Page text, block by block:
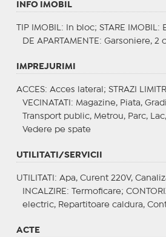
INFO IMOBIL
TIP IMOBIL : In bloc; STARE IMOBIL :
DE APARTAMENTE : Garsoniere, 2
IMPREJURIMI
ACCES: Acces lateral; STRAZI
VECINATATI : Magazine, Piata,
Transport public, Metrou, Parc,
Vedere pe spate
UTILITATI/SERVICII
UTILITATI : Apa, Curent 220V,
INCALZIRE : Termoficare;
electric, Repartitoare caldura,
ACTE